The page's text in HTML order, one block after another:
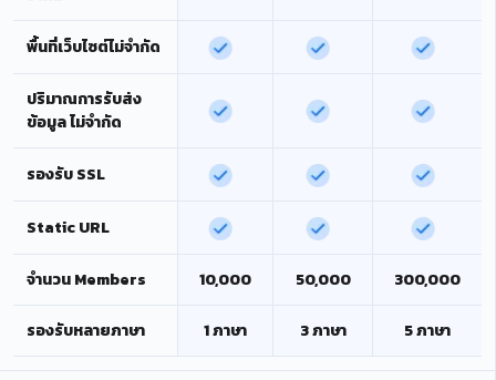
พื้นที่เว็บไซต์ไม่จำกัด
ปริมาณการรับส่ง
ข้อมูล ไม่จำกัด
รองรับ SSL
Static URL
จำนวน Members 10,000 50,000 300,000
รองรับหลายภาษา 1 ภาษา 3 ภาษา 5 ภาษา